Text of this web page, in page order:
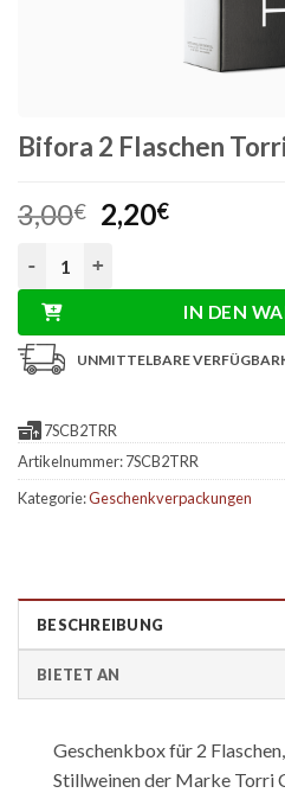
Bifora 2 Flaschen
3,00€ Ursprünglicher
Preis
war:
3,00€
2,20€Aktueller
2,20€.
IN DEN
UNMITTELBARE
7SCB2TRR
Artikelnummer:7SCB2TRR
Kategorie:Geschenkverpackungen
BESCHREIBUNG
BIETET AN
Geschenkbox für 2
Stillweinen der Marke Torri